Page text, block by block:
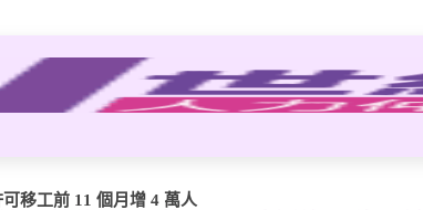
移工前 11 個月增 4 萬人